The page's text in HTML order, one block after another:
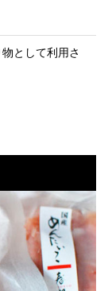
として利用さ